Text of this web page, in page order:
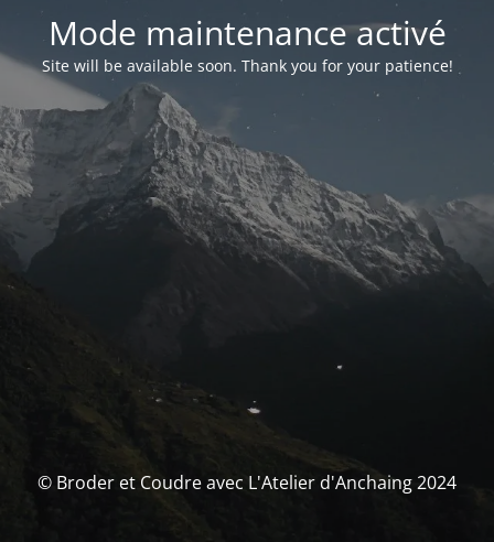
Mode maintenance activé
Site will be available soon. Thank you for your patience!
© Broder et Coudre avec L'Atelier d'Anchaing 2024